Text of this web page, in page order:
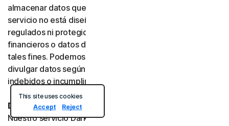
almacenar datos que pertenezcan a terceros. Este
servicio no está diseñado para almacenar datos
regulados ni protegidos, como datos de servicios
financieros o datos de salud, y no debe utilizarse con
tales fines. Podemos supervisar, revisar, conservar y
divulgar datos según lo exija la ley o para investigar usos
indebidos o incumplimientos.
Dark Web Monitoring
Nuestro servicio Dark Web Monitoring no está disponible
This site uses cookies
Accept
Reject